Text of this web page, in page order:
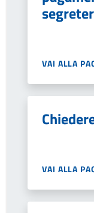
VAI ALLA
VAI ALLA